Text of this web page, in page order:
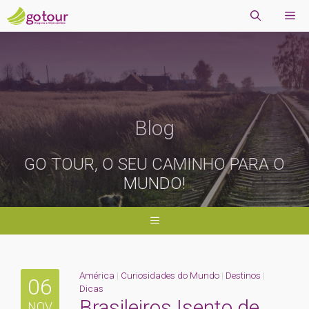
Blog
GO TOUR, O SEU CAMINHO PARA O
MUNDO!
06 América | Curiosidades do Mundo | Destinos |
Dicas